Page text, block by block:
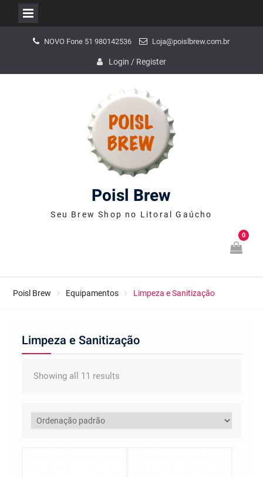
NOVO Fone 51 980142536 Loja@poislbrew.com.br
Login / Register
Poisl Brew
Seu Brew Shop no Litoral Gaúcho
0
Poisl Brew Equipamentos Limpeza e Sanitização
Limpeza e Sanitização
Showing all 11 results